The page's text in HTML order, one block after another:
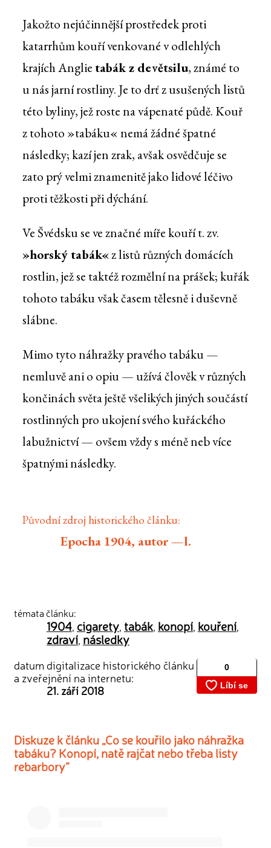
Jakožto nejúčinnější prostředek proti
katarrhům kouří venkované v odlehlých
krajích Anglietabák z devětsilu, známé to
u nás jarní rostliny. Je to drť z usušených listů
této byliny, jež roste na vápenaté půdě. Kouř
z tohoto »tabáku« nemá žádné špatné
následky; kazí jen zrak, avšak osvědčuje se
zato prý velmi znamenitě jako lidové léčivo
proti těžkosti při dýchání.
Ve Švédsku se ve značné míře kouří t. zv.
»horský tabák«z listů různých domácích
rostlin, jež se taktéž rozmělní na prášek; kuřák
tohoto tabáku však časem tělesně i duševně
slábne.
Mimo tyto náhražky pravého tabáku —
nemluvě ani o opiu — užívá člověk v různých
končinách světa ještě všelikých jiných součástí
rostlinných pro ukojení svého kuřáckého
labužnictví — ovšem vždy s méně neb více
špatnými následky.
Původní zdroj historického článku:
Epocha 1904, autor —l.
témata článku:
1904 cigarety tabák konopí kouření
zdraví následky
datum digitalizace historického článku
a zveřejnění na internetu:
21. září 2018
Diskuze k článku „Co se kouřilo jako náhražka
tabáku? Konopí, natě rajčat nebo třeba listy
rebarbory“